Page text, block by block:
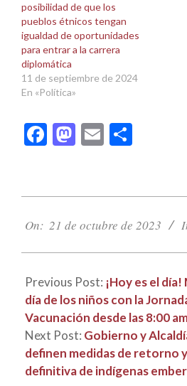
posibilidad de que los
pueblos étnicos tengan
igualdad de oportunidades
para entrar a la carrera
diplomática
11 de septiembre de 2024
En «Política»
Facebook
Mastodon
Email
10-
On: 21 de octubre de 2023
Previous Post: ¡Hoy es el
día de los niños con la
Vacunación desde las 8:00
Next Post: Gobierno y
definen medidas de retorno
definitiva de indígenas